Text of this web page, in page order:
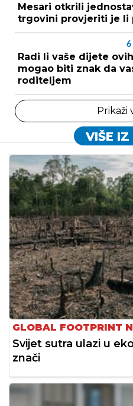
Mesari otkrili
trgovini provjeriti je li
6
Radi li vaše dijete
mogao biti znak da
roditeljem
Prikaži
VIŠE IZ
GLOBAL FOOTPRINT
Svijet sutra ulazi u
znači